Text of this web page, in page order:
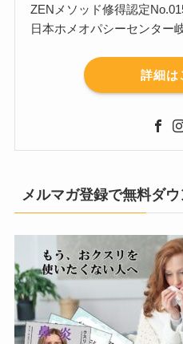
ZENメソッド修得認定
日本ホメオパシーセンタ
詳細は
メルマガ登録で無料ダ